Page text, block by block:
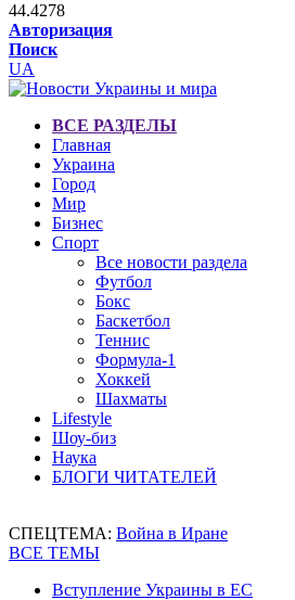
44.4278
Авторизация
Поиск
UA
ВСЕ РАЗДЕЛЫ
Главная
Украина
Город
Мир
Бизнес
Спорт
Все новости раздела
Футбол
Бокс
Баскетбол
Теннис
Формула-1
Хоккей
Шахматы
Lifestyle
Шоу-биз
Наука
БЛОГИ ЧИТАТЕЛЕЙ
СПЕЦТЕМА: Война в Иране
ВСЕ ТЕМЫ
Вступление Украины в ЕС